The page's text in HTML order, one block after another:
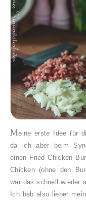
Meine erste Idee für
da ich aber beim
einen Fried Chicken
Chicken (ohne den
war das schnell wieder
Ich hab also lieber